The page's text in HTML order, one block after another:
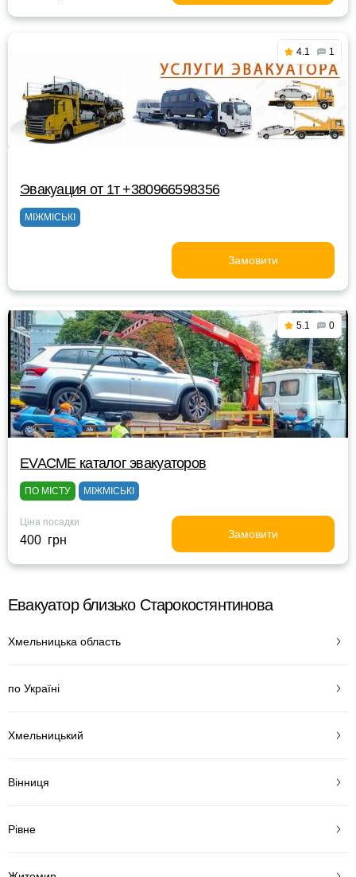
4.1 1
Эвакуация от 1т +380966598356
МІЖМІСЬКІ
Замовити
5.1 0
EVACME каталог эвакуаторов
ПО МІСТУ МІЖМІСЬКІ
Ціна посадки
400 грн Замовити
Евакуатор близько Старокостянтинова
Хмельницька область
по Україні
Хмельницький
Вінниця
Рівне